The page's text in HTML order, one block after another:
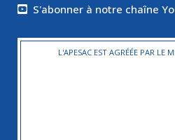
S'abonner à notre chaîne
L'APESAC EST AGRÉÉE PAR LE